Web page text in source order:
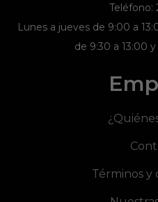
Teléfono:
Lunes a jueves de 9:00 a
de 9:30 a 13:00 y
Términos y